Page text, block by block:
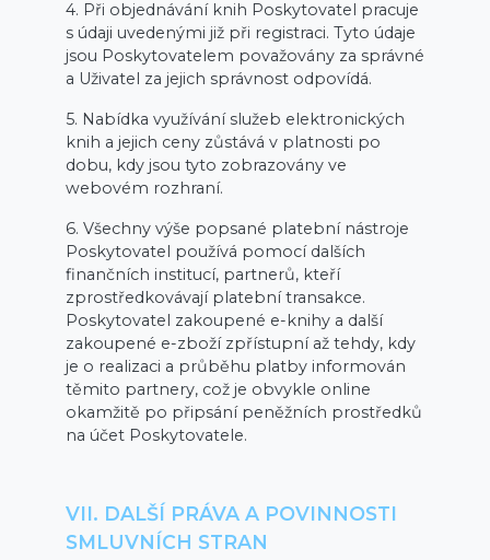
4. Při objednávání knih Poskytovatel pracuje
s údaji uvedenými již při registraci. Tyto údaje
jsou Poskytovatelem považovány za správné
a Uživatel za jejich správnost odpovídá.
5. Nabídka využívání služeb elektronických
knih a jejich ceny zůstává v platnosti po
dobu, kdy jsou tyto zobrazovány ve
webovém rozhraní.
6. Všechny výše popsané platební nástroje
Poskytovatel používá pomocí dalších
finančních institucí, partnerů, kteří
zprostředkovávají platební transakce.
Poskytovatel zakoupené e-knihy a další
zakoupené e-zboží zpřístupní až tehdy, kdy
je o realizaci a průběhu platby informován
těmito partnery, což je obvykle online
okamžitě po připsání peněžních prostředků
na účet Poskytovatele.
VII. DALŠÍ PRÁVA A POVINNOSTI
SMLUVNÍCH STRAN